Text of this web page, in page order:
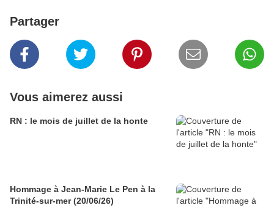
Partager
Vous aimerez aussi
RN : le mois de juillet de la honte
Hommage à Jean-Marie Le Pen à la
Trinité-sur-mer (20/06/26)